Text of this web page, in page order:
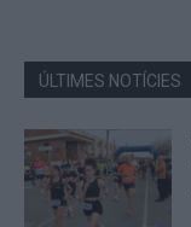
the
CAPTCHA
to
verify
that
you
ÚLTIMES NOTÍCIES